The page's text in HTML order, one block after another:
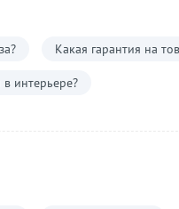
Какая гарантия на
интерьере?